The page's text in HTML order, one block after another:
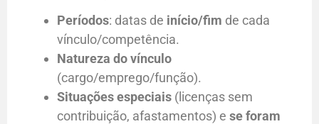
Períodos: datas de início/fim de cada
vínculo/competência.
Natureza do vínculo
(cargo/emprego/função).
Situações especiais (licenças sem
contribuição, afastamentos) e se foram